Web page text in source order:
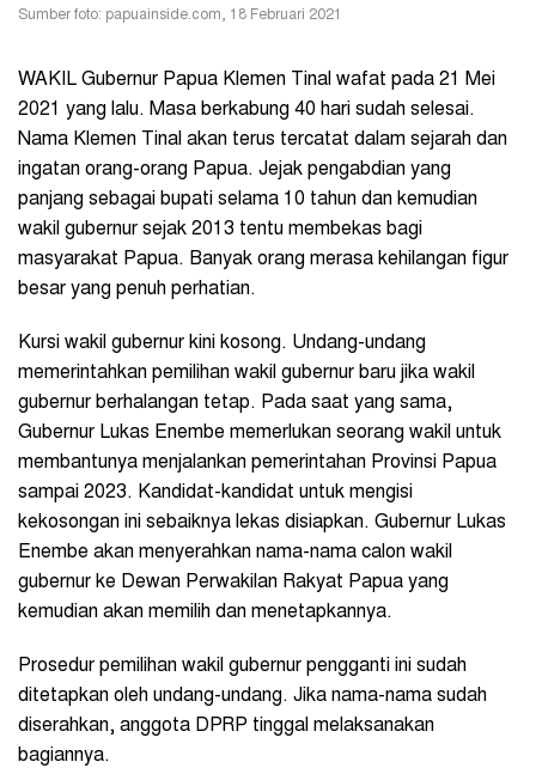
Sumber foto: papuainside.com, 18 Februari 2021
WAKIL Gubernur Papua Klemen Tinal wafat pada 21 Mei
2021 yang lalu. Masa berkabung 40 hari sudah selesai.
Nama Klemen Tinal akan terus tercatat dalam sejarah dan
ingatan orang-orang Papua. Jejak pengabdian yang
panjang sebagai bupati selama 10 tahun dan kemudian
wakil gubernur sejak 2013 tentu membekas bagi
masyarakat Papua. Banyak orang merasa kehilangan figur
besar yang penuh perhatian.
Kursi wakil gubernur kini kosong. Undang-undang
memerintahkan pemilihan wakil gubernur baru jika wakil
gubernur berhalangan tetap. Pada saat yang sama,
Gubernur Lukas Enembe memerlukan seorang wakil untuk
membantunya menjalankan pemerintahan Provinsi Papua
sampai 2023. Kandidat-kandidat untuk mengisi
kekosongan ini sebaiknya lekas disiapkan. Gubernur Lukas
Enembe akan menyerahkan nama-nama calon wakil
gubernur ke Dewan Perwakilan Rakyat Papua yang
kemudian akan memilih dan menetapkannya.
Prosedur pemilihan wakil gubernur pengganti ini sudah
ditetapkan oleh undang-undang. Jika nama-nama sudah
diserahkan, anggota DPRP tinggal melaksanakan
bagiannya.